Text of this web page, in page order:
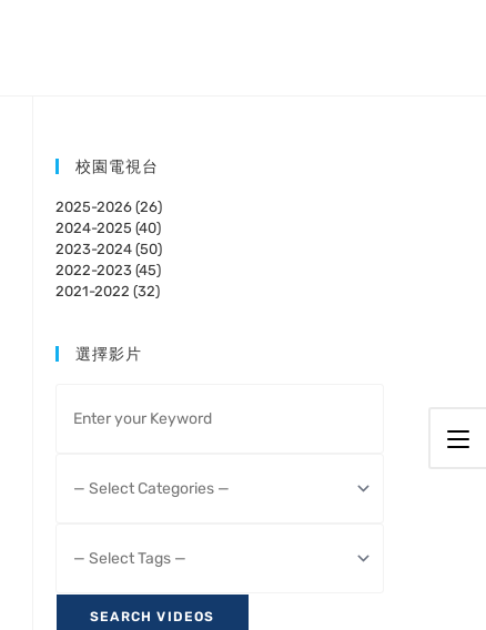
校園電視台
2025-2026 (26)
2024-2025 (40)
2023-2024 (50)
2022-2023 (45)
2021-2022 (32)
選擇影片